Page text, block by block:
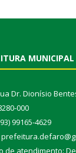
MUNICIPAL
Dr. Dionísio
000
99165-4629
de atendimento: